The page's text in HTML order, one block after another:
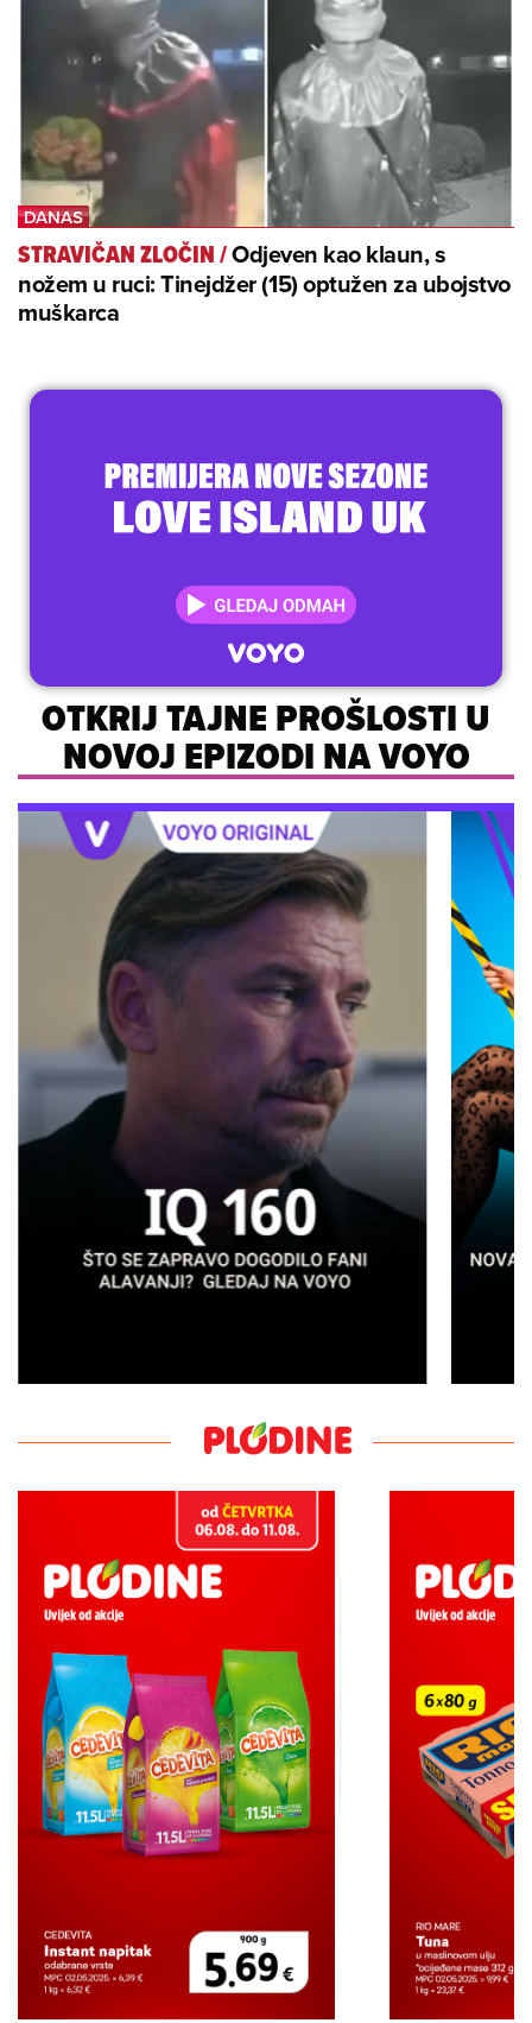
STRAVIČAN ZLOČIN/Odjeven kao klaun, s
nožem u ruci: Tinejdžer (15) optužen za ubojstvo
muškarca
OTKRIJ TAJNE PROŠLOSTI U
NOVOJ EPIZODI NA VOYO